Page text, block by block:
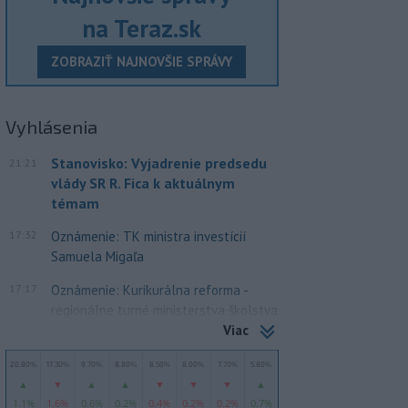
na Teraz.sk
ZOBRAZIŤ NAJNOVŠIE SPRÁVY
Vyhlásenia
21:21
Stanovisko: Vyjadrenie predsedu
vlády SR R. Fica k aktuálnym
témam
17:32
Oznámenie: TK ministra investícií
Samuela Migaľa
Oznámenie: Kurikurálna reforma -
regionálne turné ministerstva školstva
Viac